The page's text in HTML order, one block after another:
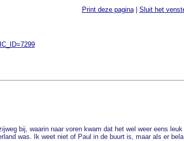
Print deze pagina| Sluit het
bij, waarin naar voren kwam dat het wel weer eens
was. Ik weet niet of Paul in de buurt is, maar als er